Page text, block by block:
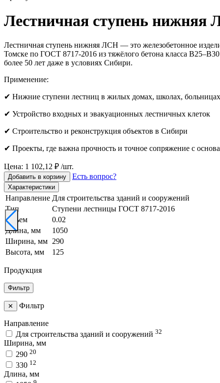
Лестничная ступень нижняя
Лестничная ступень нижняя ЛСН — это железобетонное
Томске по ГОСТ 8717-2016 из тяжёлого бетона класса
более 50 лет даже в условиях Сибири.
Применение:
✔ Нижние ступени лестниц в жилых домах, школах, больницах
✔ Устройство входных и эвакуационных лестничных клеток
✔ Строительство и реконструкция объектов в Сибири
✔ Проекты, где важна прочность и точное сопряжение с
Цена: 1 102,12 ₽ /шт.
Добавить в корзину Есть вопрос?
Характеристики
Направление Для строительства зданий и сооружений
Тип
Ступени лестницы ГОСТ 8717-2016
Объем
0.02
Длина, мм
1050
Ширина, мм 290
Высота, мм
125
Продукция
Фильтр
✕ Фильтр
Направление
Для строительства зданий и сооружений 32
Ширина, мм
290 20
330 12
Длина, мм